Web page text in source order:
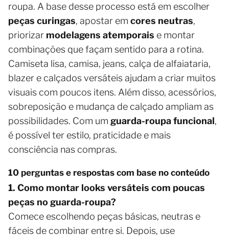
roupa. A base desse processo está em escolher
peças curingas, apostar em cores neutras,
priorizar modelagens atemporais e montar
combinações que façam sentido para a rotina.
Camiseta lisa, camisa, jeans, calça de alfaiataria,
blazer e calçados versáteis ajudam a criar muitos
visuais com poucos itens. Além disso, acessórios,
sobreposição e mudança de calçado ampliam as
possibilidades. Com um guarda-roupa funcional,
é possível ter estilo, praticidade e mais
consciência nas compras.
10 perguntas e respostas com base no conteúdo
1. Como montar looks versáteis com poucas
peças no guarda-roupa?
Comece escolhendo peças básicas, neutras e
fáceis de combinar entre si. Depois, use